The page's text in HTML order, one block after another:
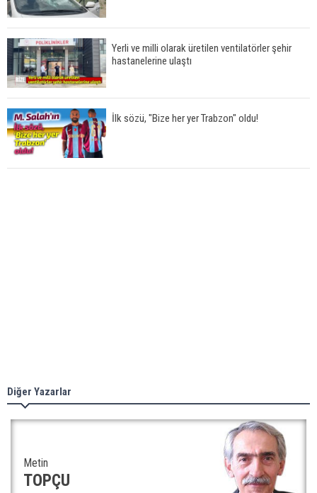
Yerli ve milli olarak üretilen ventilatörler şehir
hastanelerine ulaştı
İlk sözü, "Bize her yer Trabzon" oldu!
Diğer Yazarlar
Metin
TOPÇU